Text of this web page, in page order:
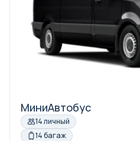
МиниАвтобус
14 личный
14 багаж